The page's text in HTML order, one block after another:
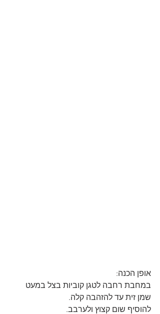
אופן הכנה:
במחבת רחבה לטגן קוביות בצל במעט
שמן זית עד להזהבה קלה.
להוסיף שום קצוץ ולערבב.